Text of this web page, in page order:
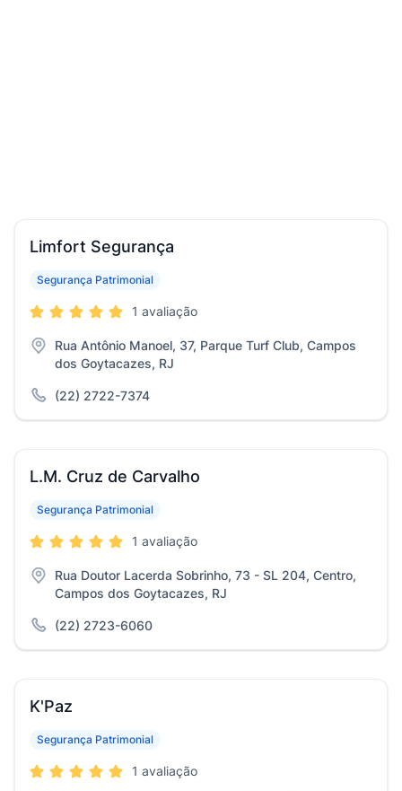
Limfort Segurança
Segurança Patrimonial
1 avaliação
Rua Antônio Manoel, 37, Parque Turf Club, Campos
dos Goytacazes, RJ
(22) 2722-7374
L.M. Cruz de Carvalho
Segurança Patrimonial
1 avaliação
Rua Doutor Lacerda Sobrinho, 73 - SL 204, Centro,
Campos dos Goytacazes, RJ
(22) 2723-6060
K'Paz
Segurança Patrimonial
1 avaliação